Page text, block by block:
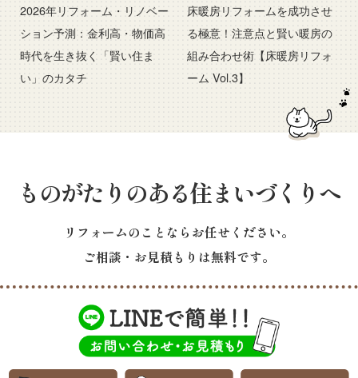
2026年リフォーム・リノベー
ション予測：金利高・物価高
時代を生き抜く「賢い住ま
い」のカタチ
床暖房リフォームを成功させ
る極意！注意点と賢い暖房の
組み合わせ術【床暖房リフォ
ーム Vol.3】
ものがたりのある住まいづくりへ
リフォームのことならお任せください。
ご相談・お見積もりは無料です。